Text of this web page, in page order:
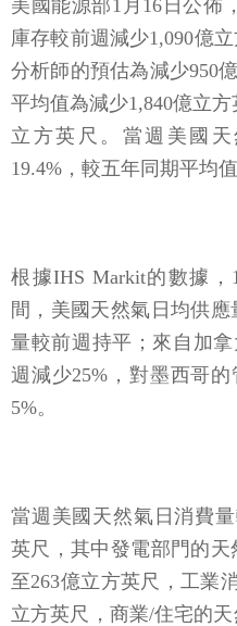
美國能源部1月16日公佈
庫存較前週減少1,090億
分析師的預估為減少950
平均值為減少1,840億立
立方英尺。當週美國
19.4%，較五年同期平均值
根據IHS Markit的數據
間，美國天然氣日均供
量較前週持平；來自加
週減少25%，對墨西哥
5%。
當週美國天然氣日消費
英尺，其中發電部門的
至263億立方英尺，工業
立方英尺，商業/住宅的